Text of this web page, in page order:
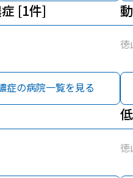
[1件]
症の病院一覧を見る
徳
徳